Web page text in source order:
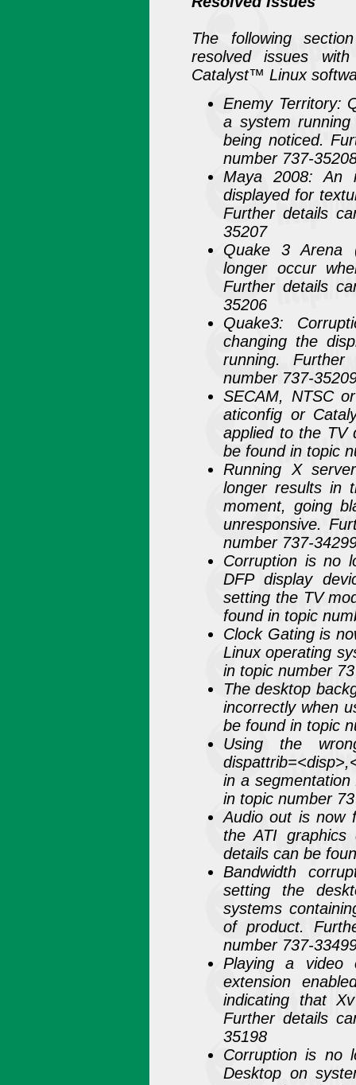
The following
resolved issues
Catalyst™ Linux
Enemy Territory:
a system
being noticed.
number 737-
Maya 2008: An
displayed for
Further details
35207
Quake 3 Arena
longer occur
Further details
35206
Quake3:
changing the
running.
number 737-
SECAM, NTSC
aticonfig or
applied to the TV
be found in topic
Running X
longer results in
moment, going
unresponsive.
number 737-
Corruption is no
DFP display
setting the TV
found in topic
Clock Gating is
Linux operating
in topic number
The desktop
incorrectly when
be found in topic
Using the
in a
in topic number
Audio out is now
the ATI
details can be
Bandwidth
setting the
systems
of product.
number 737-
Playing a video
extension
indicating that
Further details
35198
Corruption is no
Desktop on